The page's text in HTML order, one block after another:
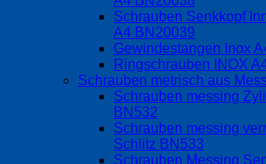
Schrauben Senkkopf
A4 BN20039
Gewindestangen Inox
Ringschrauben INOX
Schrauben metrisch aus
Schrauben messing
BN532
Schrauben messing
Schlitz BN533
Schrauben Messing